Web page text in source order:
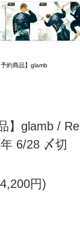
予約商品】glamb
】glamb /
6/28 〆切
円)